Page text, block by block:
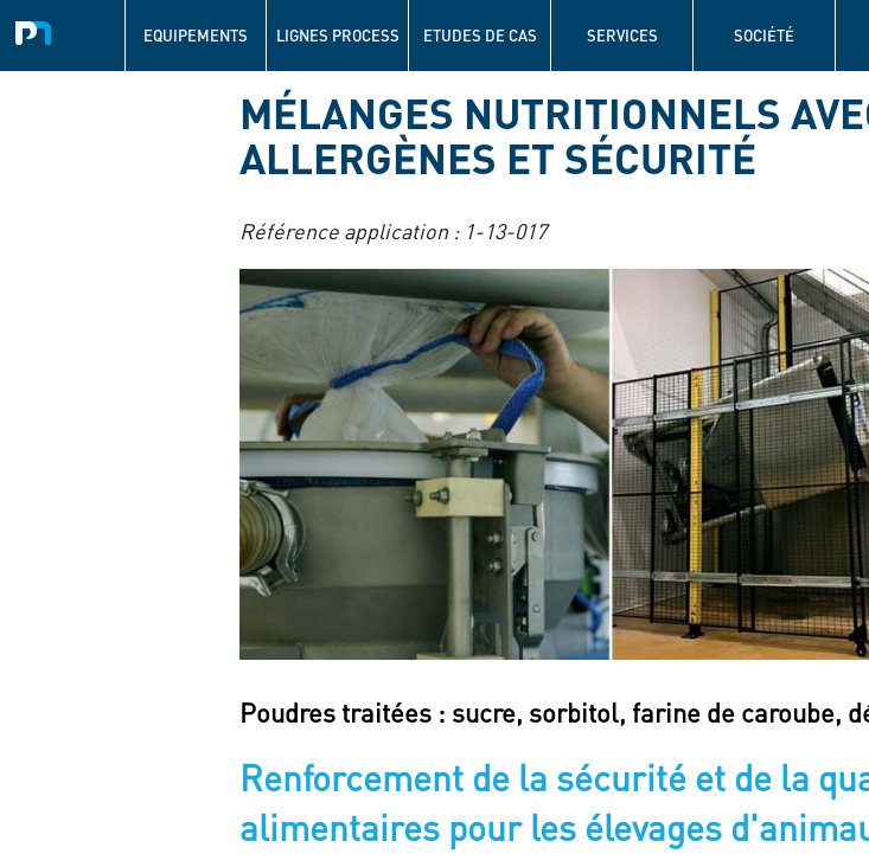
principale
EQUIPEMENTS LIGNES PROCESS ETUDES DE CAS SERVICES SOCIÉTÉ
MÉLANGES NUTRITIONNELS
ALLERGÈNES ET SÉCURITÉ
Référence application : 1-13-017
Poudres traitées : sucre, sorbitol, farine de caroube,
Renforcement de la sécurité et de la
alimentaires pour les élevages